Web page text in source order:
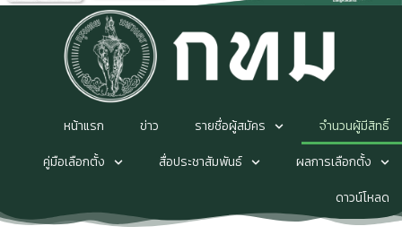
หน้าแรก ข่าว รายชื่อผู้สมัคร
จำนวนผู้มีสิทธิ์
คู่มือเลือกตั้ง
สื่อประชาสัมพันธ์
ผลการเลือกตั้ง
ดาวน์โหลด